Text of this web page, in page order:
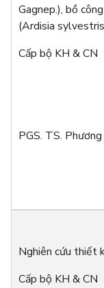
Gagnep.), bồ
(Ardisia
Cấp bộ KH & CN
PGS. TS.
Nghiên cứu thiết
Cấp bộ KH & CN